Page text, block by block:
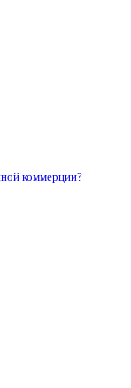
коммерции?